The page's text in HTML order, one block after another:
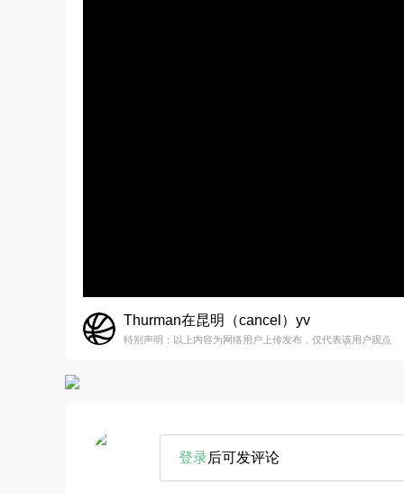
Thurman在昆明（cancel）yv
特别声明：以上内容为网络用户上传发布，仅代表该用户观点
登录后可发评论